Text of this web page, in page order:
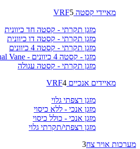
מאיידי קסטה VRF 5
מזגן תקרתי - קסטה חד כיוונית
מזגן תקרתי - קסטה דו כיוונית
מזגן תקרתי - קסטה 4 כיוונים
מזגן - קסטה 4 כיוונים - Dual Vane
מזגן תקרתי - קסטה עגולה
מאיידים אנכיים VRF 4
מזגן רצפתי גלוי
מזגן אנכי - ללא כיסוי
מזגן אנכי - כולל כיסוי
מזגן רצפתי/תקרתי גלוי
מערכות אויר צח3